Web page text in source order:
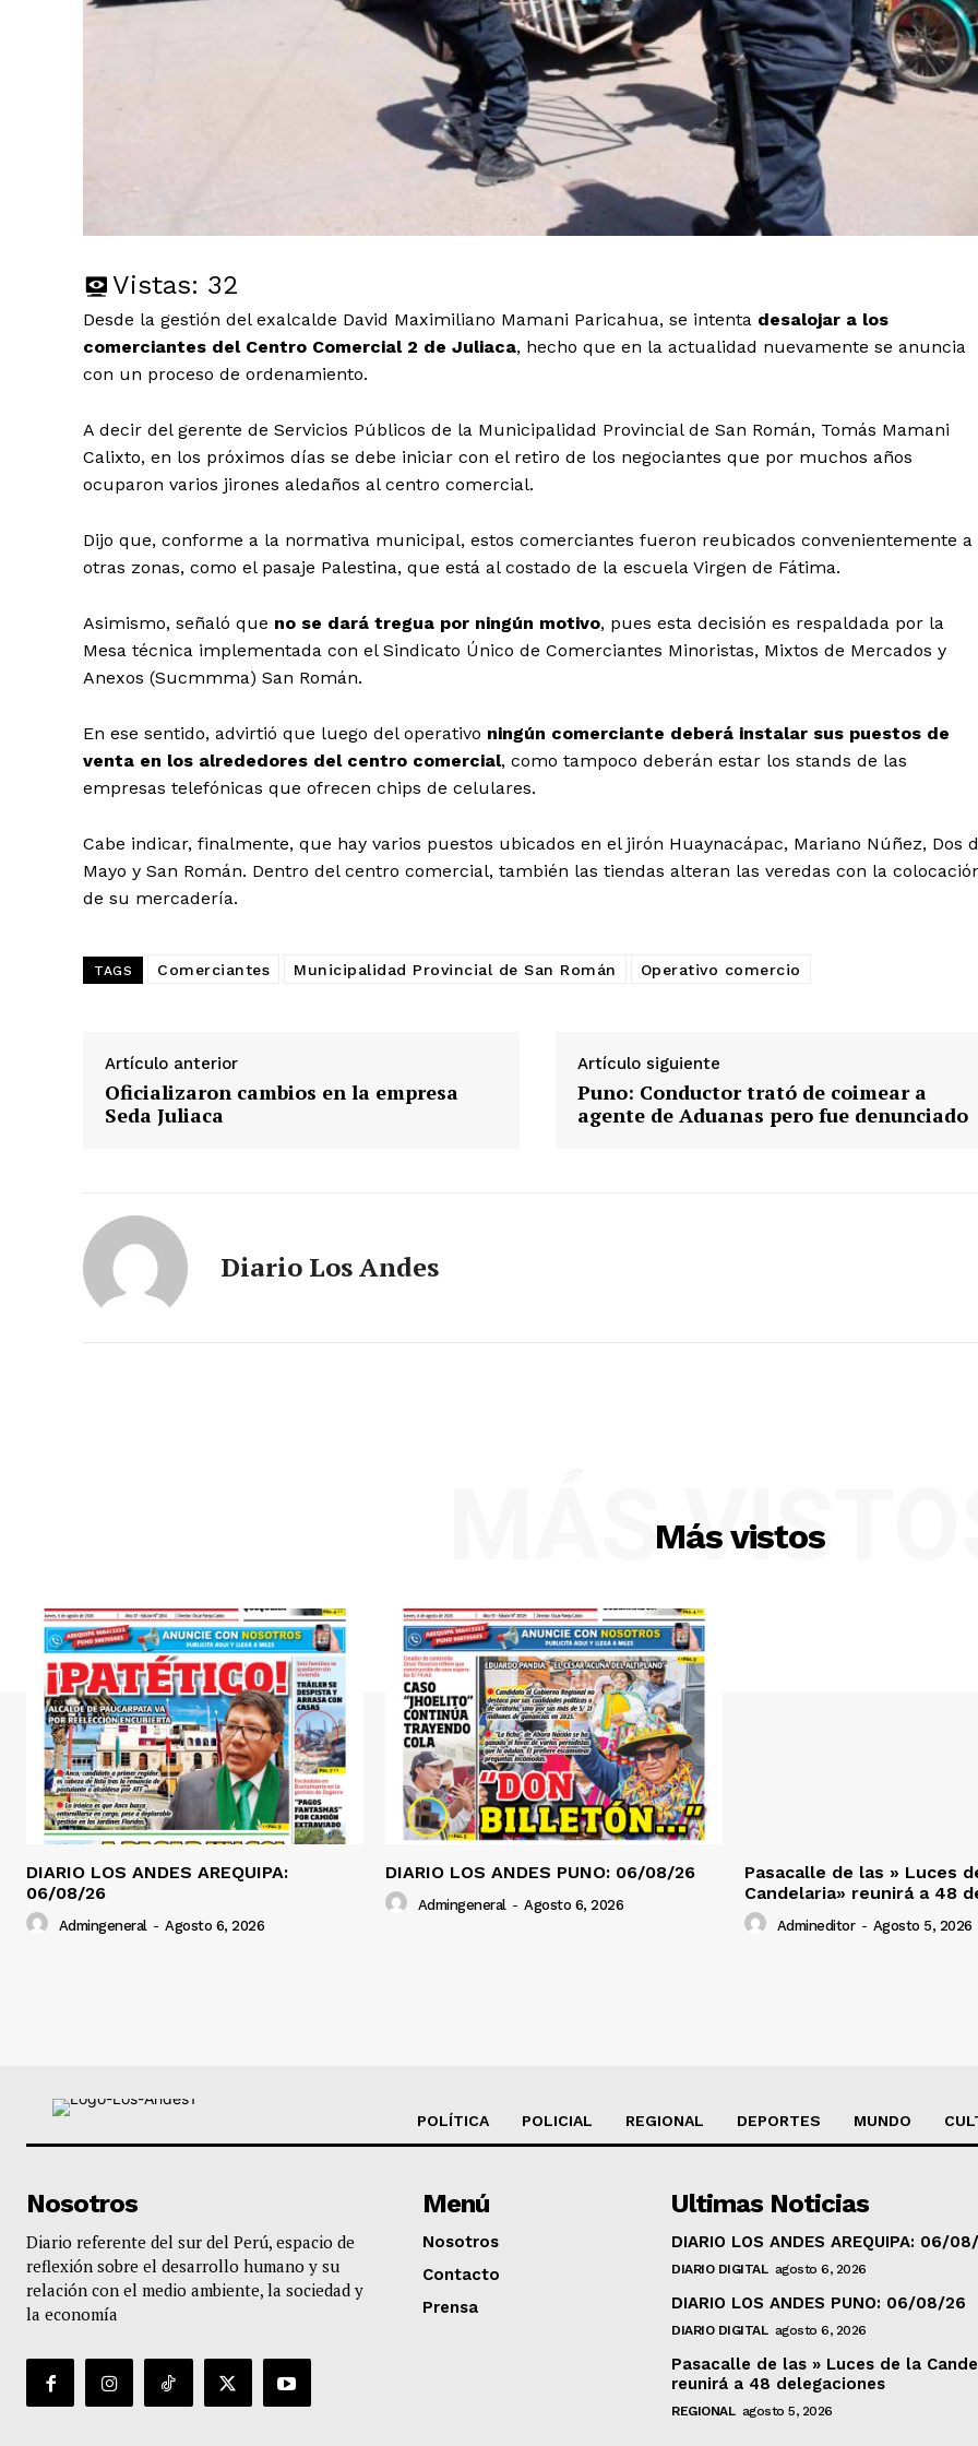
SUSCRIBETE
Diario los Andes
Contacto
Vistas: 32
Desde la gestión del exalcalde David Maximiliano Mamani Paricahua, se intenta desalojar a los
comerciantes del Centro Comercial 2 de Juliaca, hecho que en la actualidad nuevamente se anuncia
con un proceso de ordenamiento.
A decir del gerente de Servicios Públicos de la Municipalidad Provincial de San Román, Tomás Mamani
Calixto, en los próximos días se debe iniciar con el retiro de los negociantes que por muchos años
ocuparon varios jirones aledaños al centro comercial.
Dijo que, conforme a la normativa municipal, estos comerciantes fueron reubicados convenientemente a
otras zonas, como el pasaje Palestina, que está al costado de la escuela Virgen de Fátima.
Asimismo, señaló que no se dará tregua por ningún motivo, pues esta decisión es respaldada por la
Mesa técnica implementada con el Sindicato Único de Comerciantes Minoristas, Mixtos de Mercados y
Anexos (Sucmmma) San Román.
En ese sentido, advirtió que luego del operativo ningún comerciante deberá instalar sus puestos de
venta en los alrededores del centro comercial, como tampoco deberán estar los stands de las
empresas telefónicas que ofrecen chips de celulares.
Cabe indicar, finalmente, que hay varios puestos ubicados en el jirón Huaynacápac, Mariano Núñez, Dos
Mayo y San Román. Dentro del centro comercial, también las tiendas alteran las veredas con la
de su mercadería.
TAGS Comerciantes Municipalidad Provincial de San Román Operativo comercio
Artículo anterior
Oficializaron cambios en la empresa
Seda Juliaca
Artículo siguiente
Puno: Conductor trató de coimear a
agente de Aduanas pero fue denunciado
Diario Los Andes
Más vistos
MÁS
DIARIO LOS ANDES AREQUIPA:
06/08/26
Admingeneral - Agosto 6, 2026
DIARIO LOS ANDES PUNO: 06/08/26
Admingeneral - Agosto 6, 2026
Pasacalle de las » Luces
Candelaria» reunirá a 48
Admineditor - Agosto 5, 2026
POLÍTICA POLICIAL REGIONAL DEPORTES MUNDO
Nosotros
Diario referente del sur del Perú, espacio de
reflexión sobre el desarrollo humano y su
relación con el medio ambiente, la sociedad y
la economía
Menú
Nosotros
Contacto
Prensa
Ultimas Noticias
DIARIO LOS ANDES AREQUIPA: 06/
DIARIO DIGITAL agosto 6, 2026
DIARIO LOS ANDES PUNO: 06/08/26
DIARIO DIGITAL agosto 6, 2026
Pasacalle de las » Luces de la
reunirá a 48 delegaciones
REGIONAL agosto 5, 2026